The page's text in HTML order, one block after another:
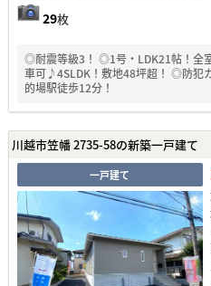
29枚
◎耐震等級3！ ◎1号・LDK21帖！全
車可♪4SLDK！敷地48坪超！ ◎防犯
的場駅徒歩12分！
川越市笠幡 2735-58の新築一戸建て
一戸建て